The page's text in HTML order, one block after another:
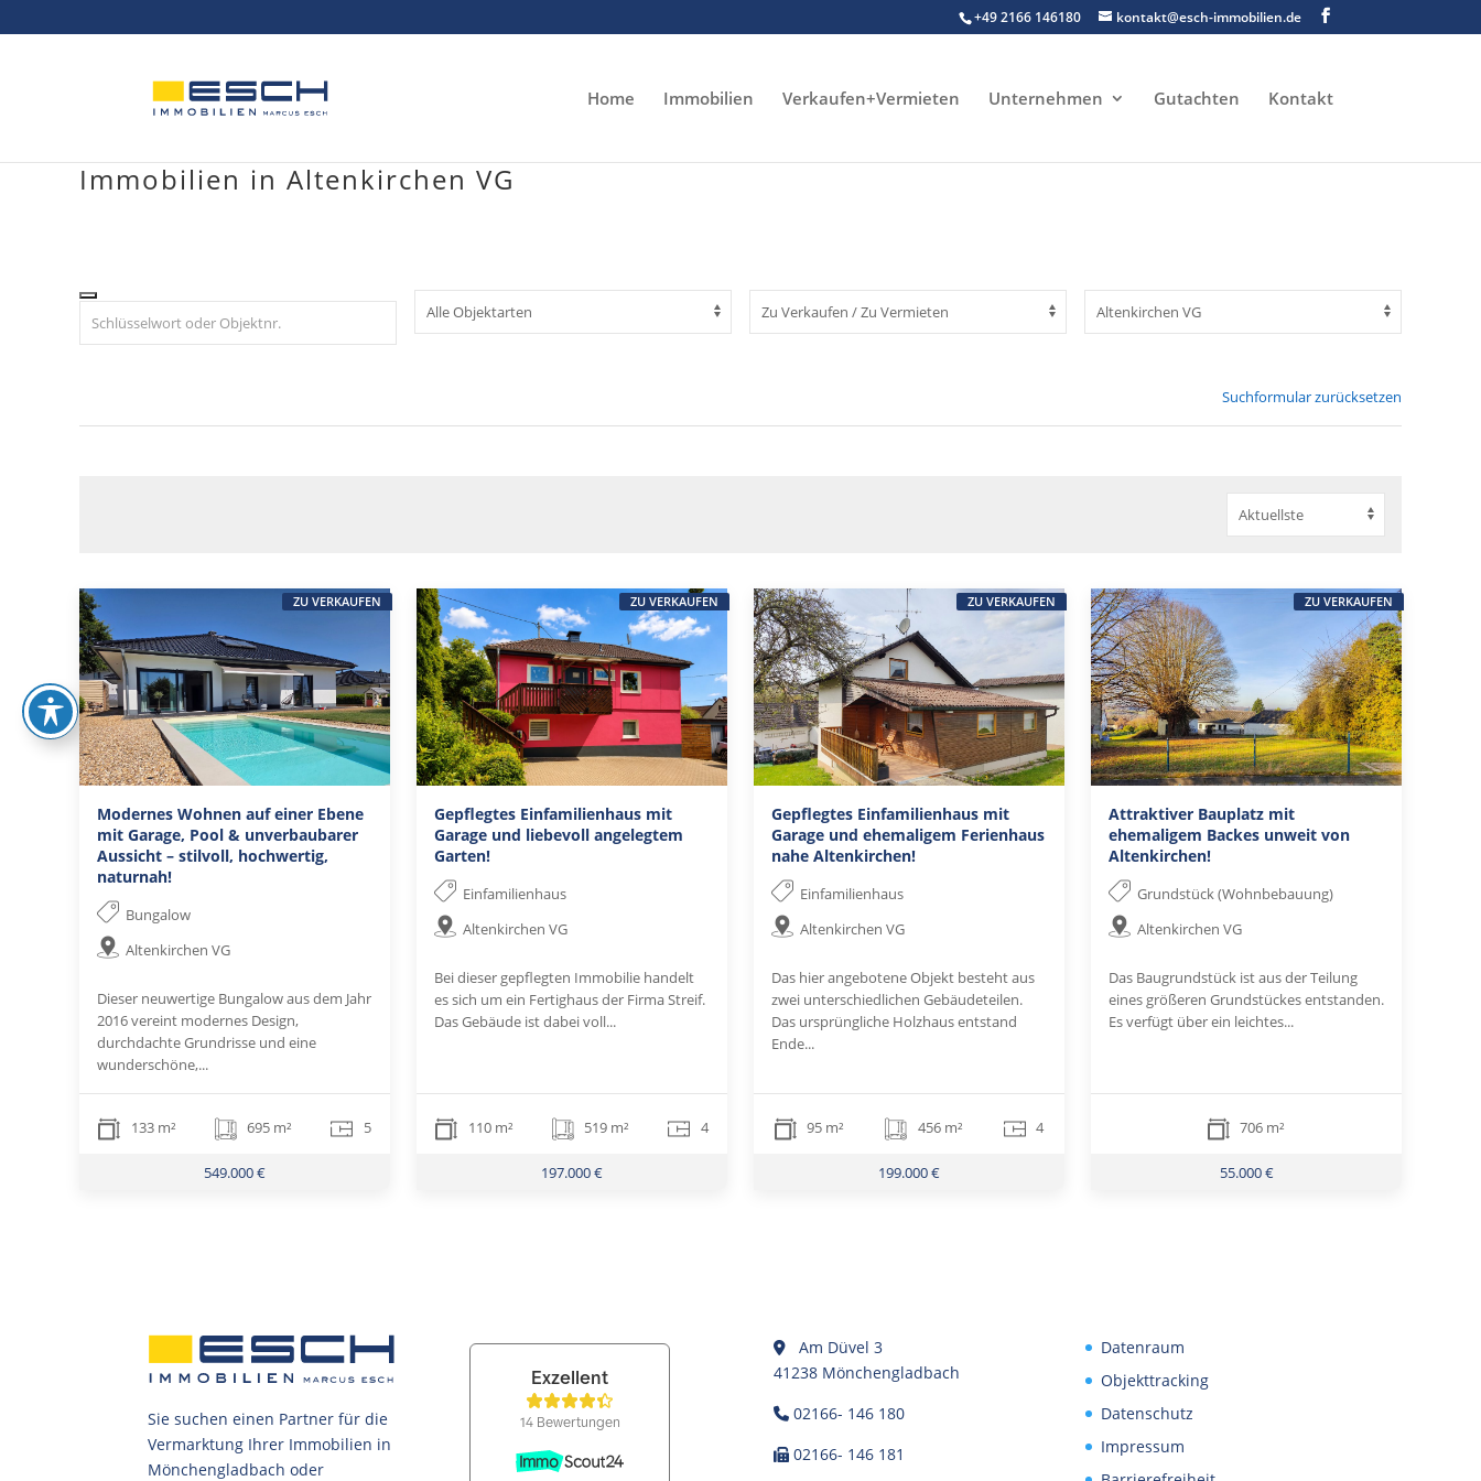
to
+49 2166 146180 kontakt@esch-immobilien.de
Home Immobilien Verkaufen+Vermieten Unternehmen Gutachten Kontakt
Immobilien in Altenkirchen VG
Suchformular zurücksetzen
Modernes Wohnen auf einer Ebene
mit Garage, Pool & unverbaubarer
Aussicht – stilvoll, hochwertig,
naturnah!
Bungalow
Altenkirchen VG
Dieser neuwertige Bungalow aus dem Jahr
2016 vereint modernes Design,
durchdachte Grundrisse und eine
wunderschöne,...
133 m² 695 m² 5
549.000 €
ZU VERKAUFEN
Gepflegtes Einfamilienhaus mit
Garage und liebevoll angelegtem
Garten!
Einfamilienhaus
Altenkirchen VG
Bei dieser gepflegten Immobilie handelt
es sich um ein Fertighaus der Firma Streif.
Das Gebäude ist dabei voll...
110 m² 519 m² 4
197.000 €
ZU VERKAUFEN
Gepflegtes Einfamilienhaus mit
Garage und ehemaligem Ferienhaus
nahe Altenkirchen!
Einfamilienhaus
Altenkirchen VG
Das hier angebotene Objekt besteht aus
zwei unterschiedlichen Gebäudeteilen.
Das ursprüngliche Holzhaus entstand
Ende...
95 m² 456 m² 4
199.000 €
ZU VERKAUFEN
Attraktiver Bauplatz mit
ehemaligem Backes unweit von
Altenkirchen!
Grundstück (Wohnbebauung)
Altenkirchen VG
Das Baugrundstück ist aus der Teilung
eines größeren Grundstückes entstanden.
Es verfügt über ein leichtes...
706 m²
55.000 €
ZU VERKAUFEN
Sie suchen einen Partner für die
Vermarktung Ihrer Immobilien in
Mönchengladbach oder
Am Düvel 3
41238 Mönchengladbach
02166- 146 180
02166- 146 181
Datenraum
Objekttracking
Datenschutz
Impressum